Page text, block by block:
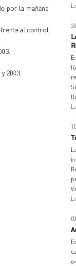
por la mañana
frente al control
2003.